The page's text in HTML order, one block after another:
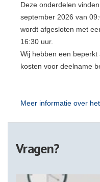
Deze onderdelen
september 2026 van
wordt afgesloten met
16:30 uur.
Wij hebben een
kosten voor deelname
Meer informatie over
Vragen?